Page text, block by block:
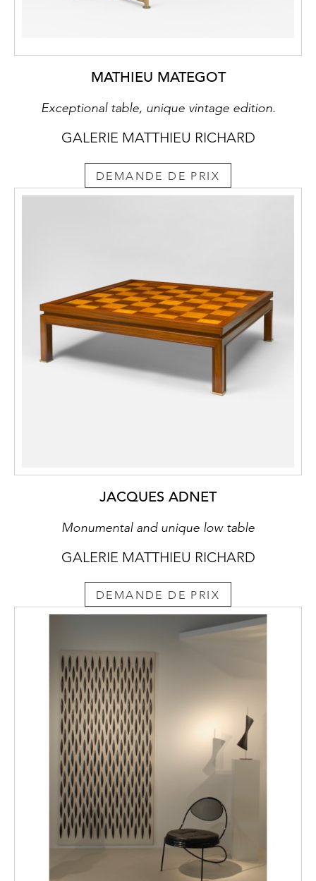
MATHIEU MATEGOT
Exceptional table, unique vintage edition.
GALERIE MATTHIEU RICHARD
DEMANDE DE PRIX
JACQUES ADNET
Monumental and unique low table
GALERIE MATTHIEU RICHARD
DEMANDE DE PRIX